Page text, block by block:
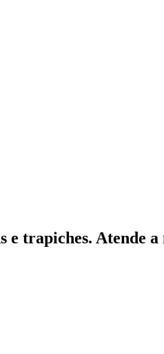
e trapiches. Atende a